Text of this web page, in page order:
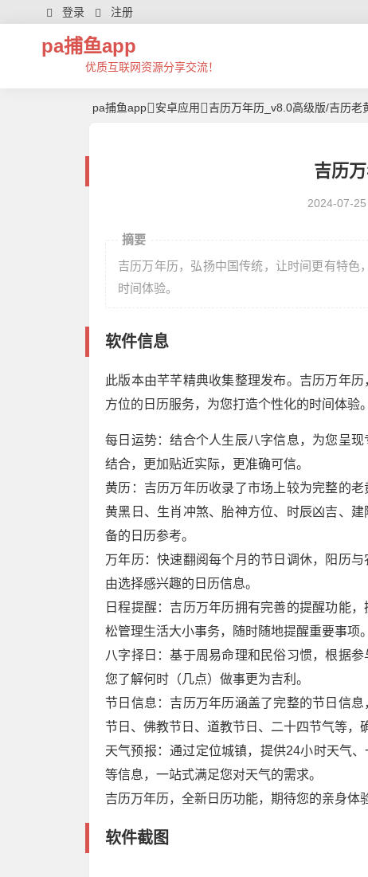
登录 注册
pa捕鱼app
优质互联网资源分享交流！
pa捕鱼app 安卓应用 吉历万年历_v8.0高级版/吉历老
吉历
2024-07-25
摘要
吉历万年历，弘扬中国传统，让时间更有特
时间体验。
软件信息
此版本由芊芊精典收集整理发布。吉历万年
方位的日历服务，为您打造个性化的时间体验。
每日运势：结合个人生辰八字信息，为您呈
结合，更加贴近实际，更准确可信。
黄历：吉历万年历收录了市场上较为完整的
黄黑日、生肖冲煞、胎神方位、时辰凶吉、
备的日历参考。
万年历：快速翻阅每个月的节日调休，阳历
由选择感兴趣的日历信息。
日程提醒：吉历万年历拥有完善的提醒功能
松管理生活大小事务，随时随地提醒重要事项。
八字择日：基于周易命理和民俗习惯，根据
您了解何时（几点）做事更为吉利。
节日信息：吉历万年历涵盖了完整的节日信
节日、佛教节日、道教节日、二十四节气等，
天气预报：通过定位城镇，提供24小时天气
等信息，一站式满足您对天气的需求。
吉历万年历，全新日历功能，期待您的亲身体
软件截图